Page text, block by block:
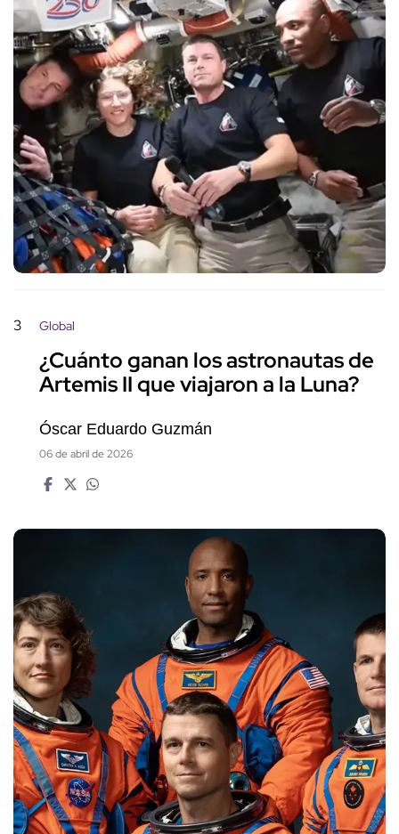
3 Global
¿Cuánto ganan los astronautas de
Artemis II que viajaron a la Luna?
Óscar Eduardo Guzmán
06 de abril de 2026